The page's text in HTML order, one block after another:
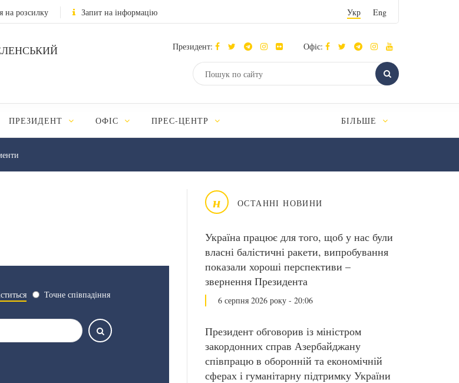
на розсилку Запит на інформацію Укр Eng
Президент: Офіс:
ПРЕЗИДЕНТ ОФІС ПРЕС-ЦЕНТР БІЛЬШЕ
н ОСТАННІ НОВИНИ
Україна працює для того, щоб у нас були
власні балістичні ракети, випробування
показали хороші перспективи –
звернення Президента
6 серпня 2026 року - 20:06
Президент обговорив із міністром
закордонних справ Азербайджану
співпрацю в оборонній та економічній
сферах і гуманітарну підтримку України
Точне співпадіння